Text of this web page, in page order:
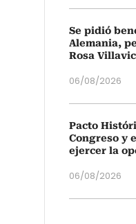
Se pidió
Alemania,
Rosa
06/08/2026
Pacto
Congreso y
ejercer la
06/08/2026